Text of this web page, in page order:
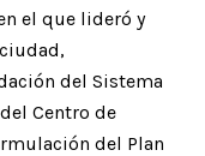
el que lideró y
del Sistema
Centro de
del Plan